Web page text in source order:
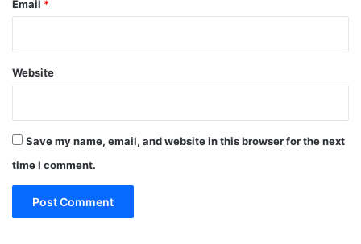
Email *
Website
Save my name, email, and website in this browser for the next
time I comment.